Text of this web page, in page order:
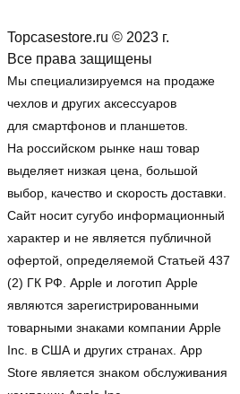
Topcasestore.ru © 2023 г.
Все права защищены
Мы специализируемся на продаже
чехлов и других аксессуаров
для смартфонов и планшетов.
На российском рынке наш товар
выделяет низкая цена, большой
выбор, качество и скорость доставки.
Сайт носит сугубо информационный
характер и не является публичной
офертой, определяемой Статьей 437
(2) ГК РФ. Apple и логотип Apple
являются зарегистрированными
товарными знаками компании Apple
Inc. в США и других странах. App
Store является знаком обслуживания